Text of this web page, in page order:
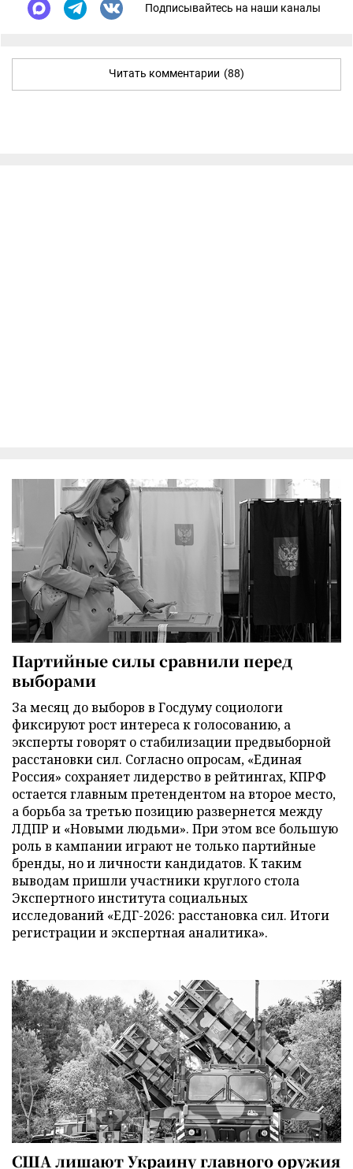
Подписывайтесь на наши каналы
Читать комментарии (88)
Партийные силы сравнили перед
выборами
За месяц до выборов в Госдуму социологи
фиксируют рост интереса к голосованию, а
эксперты говорят о стабилизации предвыборной
расстановки сил. Согласно опросам, «Единая
Россия» сохраняет лидерство в рейтингах, КПРФ
остается главным претендентом на второе место,
а борьба за третью позицию развернется между
ЛДПР и «Новыми людьми». При этом все большую
роль в кампании играют не только партийные
бренды, но и личности кандидатов. К таким
выводам пришли участники круглого стола
Экспертного института социальных
исследований «ЕДГ-2026: расстановка сил. Итоги
регистрации и экспертная аналитика».
США лишают Украину главного оружия